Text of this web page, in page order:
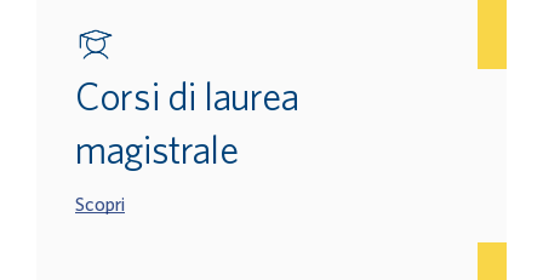
Corsi di laurea
magistrale
Scopri